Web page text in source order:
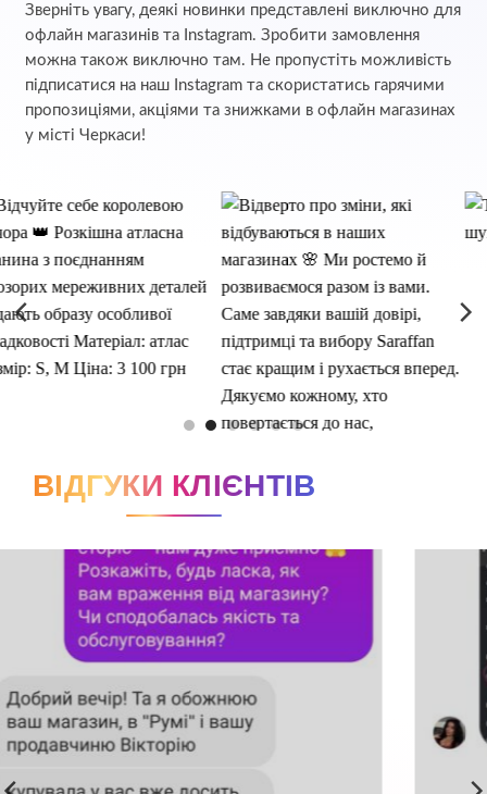
Зверніть увагу, деякі новинки представлені виключно для
офлайн магазинів та Instagram. Зробити замовлення
можна також виключно там. Не пропустіть можливість
підписатися на наш Instagram та скористатись гарячими
пропозиціями, акціями та знижками в офлайн магазинах
у місті Черкаси!
ВІДГУКИ КЛІЄНТІВ